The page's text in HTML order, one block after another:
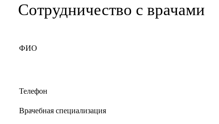
Сотрудничество с врачами